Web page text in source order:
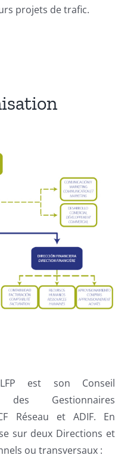
projets de trafic.
est son Conseil
des Gestionnaires
Réseau et ADIF. En
sur deux Directions et
ou transversaux :